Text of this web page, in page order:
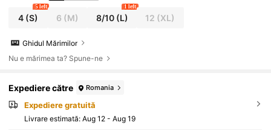
4 (S)
5 left
6 (M) 8/10(L)
1 left
12 (XL)
Ghidul Mărimilor
Nu e mărimea ta? Spune-ne
Expediere către Romania
Expediere gratuită
Livrare estimată: Aug 12 - Aug 19